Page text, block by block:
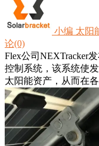
小编 太阳
论(0)
Flex公司NEXTracker
控制系统，该系统使
太阳能资产，从而在